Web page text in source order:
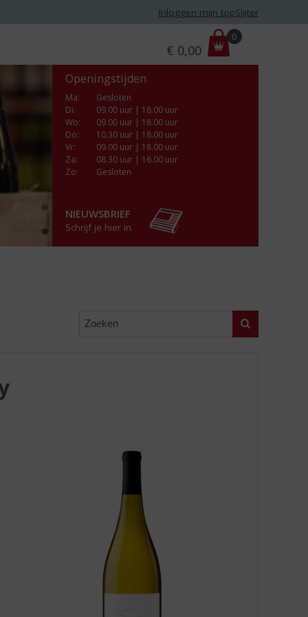
Inloggen mijn topSlijter
r
i
:
€ 0,00
0
Openingstijden
Ma:
Gesloten
Di:
09.00 uur | 18.00 uur
Wo:
09.00 uur | 18.00 uur
Do:
10.30 uur | 18.00 uur
Vr:
09.00 uur | 18.00 uur
Za:
08.30 uur | 16.00 uur
Zo:
Gesloten
NIEUWSBRIEF
Schrijf je hier in
Zoeken